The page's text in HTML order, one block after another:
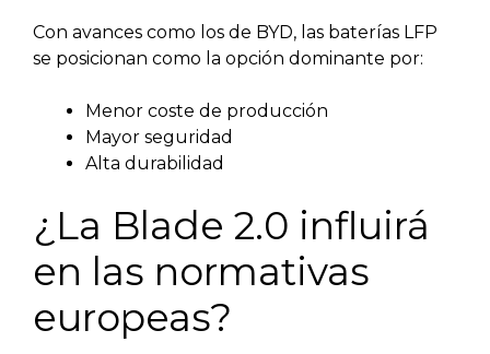
Con avances como los de BYD, las baterías LFP
se posicionan como la opción dominante por:
Menor coste de producción
Mayor seguridad
Alta durabilidad
¿La Blade 2.0 influirá
en las normativas
europeas?